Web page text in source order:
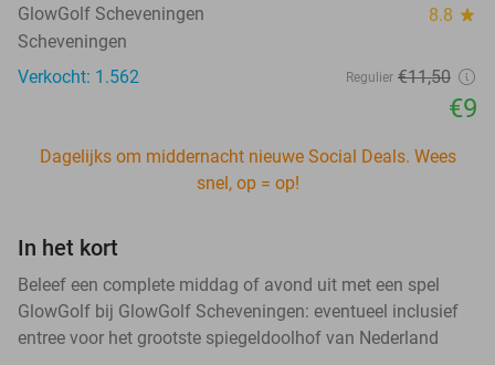
GlowGolf Scheveningen 8.8 star
Scheveningen
Verkocht: 1.562
Regulier €11,50
€9
Dagelijks om middernacht nieuwe Social Deals. Wees
snel, op = op!
In het kort
Beleef een complete middag of avond uit met een spel
GlowGolf bij GlowGolf Scheveningen: eventueel inclusief
entree voor het grootste spiegeldoolhof van Nederland